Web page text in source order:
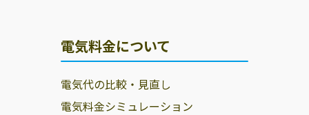
電気料金について
電気代の比較・見直し
電気料金シミュレーション